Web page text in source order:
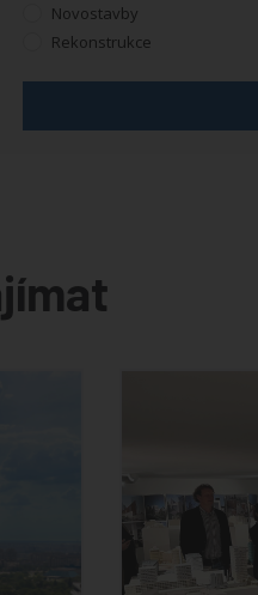
Novostavby
Rekonstrukce